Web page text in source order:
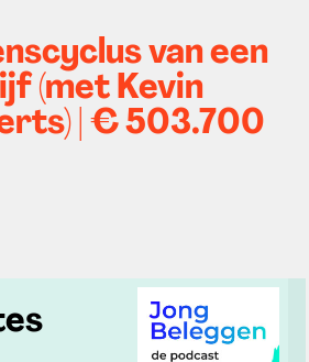
van een
(met Kevin
| € 503.700